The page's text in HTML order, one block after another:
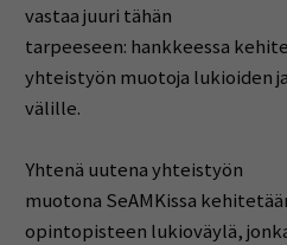
vastaa juuri tähän
tarpeeseen: hankkeessa
yhteistyön muotoja lukioiden
välille.
Yhtenä uutena yhteistyön
muotona SeAMKissa
opintopisteen lukioväylä,